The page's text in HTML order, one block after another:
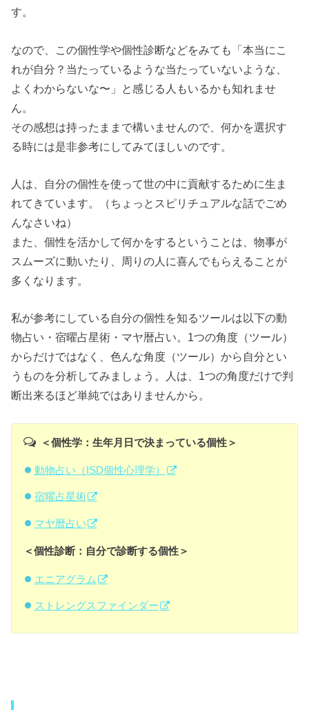
す。
なので、この個性学や個性診断などをみても「本当にこ
れが自分？当たっているような当たっていないような、
よくわからないな〜」と感じる人もいるかも知れませ
ん。
その感想は持ったままで構いませんので、何かを選択す
る時には是非参考にしてみてほしいのです。
人は、自分の個性を使って世の中に貢献するために生ま
れてきています。（ちょっとスピリチュアルな話でごめ
んなさいね）
また、個性を活かして何かをするということは、物事が
スムーズに動いたり、周りの人に喜んでもらえることが
多くなります。
私が参考にしている自分の個性を知るツールは以下の動
物占い・宿曜占星術・マヤ暦占い。1つの角度（ツール）
からだけではなく、色んな角度（ツール）から自分とい
うものを分析してみましょう。人は、1つの角度だけで判
断出来るほど単純ではありませんから。
＜個性学：生年月日で決まっている個性＞
動物占い（ISD個性心理学）
宿曜占星術
マヤ暦占い
＜個性診断：自分で診断する個性＞
エニアグラム
ストレングスファインダー